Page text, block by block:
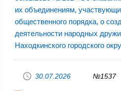
их объединениям,
общественного порядка, о
деятельности народных
Находкинского городского
30.07.2026 №1537